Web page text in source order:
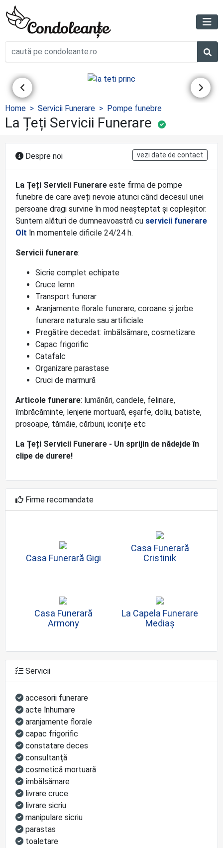
Home Servicii Funerare Pompe funebre
La Țeți Servicii Funerare
Despre noi vezi date de contact
La Țeți Servicii Funerare este firma de pompe
funebre de care aveți nevoie atunci când decesul unei
persoane dragi survine în mod neașteptat și copleșitor.
Suntem alături de dumneavoastră cu servicii funerare
Olt în momentele dificile 24/24 h.
Servicii funerare:
Sicrie complet echipate
Cruce lemn
Transport funerar
Aranjamente florale funerare, coroane și jerbe
funerare naturale sau artificiale
Pregătire decedat: îmbălsămare, cosmetizare
Capac frigorific
Catafalc
Organizare parastase
Cruci de marmură
Articole funerare: lumânări, candele, felinare,
îmbrăcăminte, lenjerie mortuară, eșarfe, doliu, batiste,
prosoape, tămâie, cărbuni, iconițe etc
La Țeți Servicii Funerare - Un sprijin de nădejde în
clipe de durere!
Firme recomandate
Casa Funerară Gigi
Casa Funerară
Cristinik
Casa Funerară
Armony
La Capela Funerare
Mediaș
Servicii
accesorii funerare
acte înhumare
aranjamente florale
capac frigorific
constatare deces
consultanţă
cosmetică mortuară
îmbălsămare
livrare cruce
livrare sicriu
manipulare sicriu
parastas
toaletare